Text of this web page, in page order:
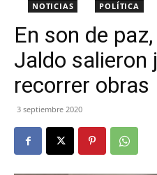
Jardín
NOTICIAS POLÍTICA
En son de
Jaldo salieron
recorrer obras
3 septiembre 2020